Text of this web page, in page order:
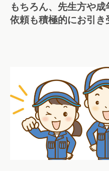
もちろん、先生方や
依頼も積極的にお引き